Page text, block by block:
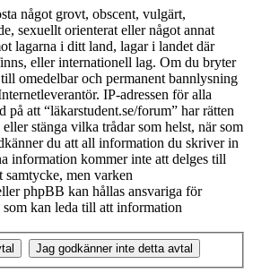
något grovt, obscent, vulgärt,
sexuellt orienterat eller något annat
lagarna i ditt land, lagar i landet där
eller internationell lag. Om du bryter
omedelbar och permanent bannlysning
IP-adressen för alla
på att “läkarstudent.se/forum” har rätten
stänga vilka trådar som helst, när som
du att all information du skriver in
information kommer inte att delges till
samtycke, men varken
phpBB kan hållas ansvariga för
kan leda till att information